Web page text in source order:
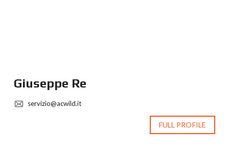
Giuseppe Re
servizio@acwild.it
FULL PROFILE